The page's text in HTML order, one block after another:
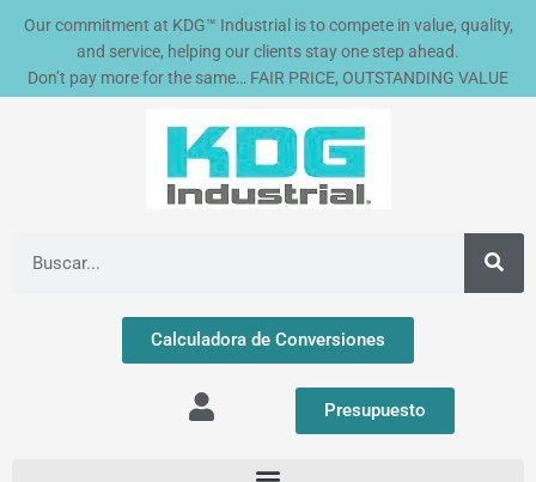
Our commitment at KDG™ Industrial is to compete in value, quality,
and service, helping our clients stay one step ahead.
Don’t pay more for the same… FAIR PRICE, OUTSTANDING VALUE
Calculadora de Conversiones
Presupuesto